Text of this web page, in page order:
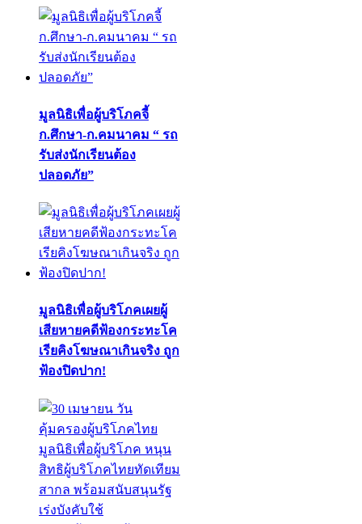
มูลนิธิเพื่อผู้บริโภคจี้
ก.ศึกษา-ก.คมนาคม “ รถ
รับส่งนักเรียนต้อง
ปลอดภัย”
มูลนิธิเพื่อผู้บริโภคเผยผู้
เสียหายคดีฟ้องกระทะโค
เรียคิงโฆษณาเกินจริง ถูก
ฟ้องปิดปาก!